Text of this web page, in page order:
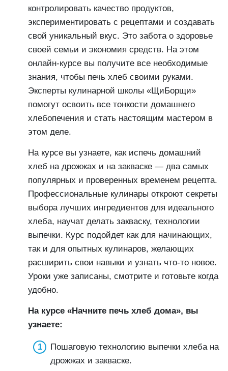
контролировать качество продуктов,
экспериментировать с рецептами и создавать
свой уникальный вкус. Это забота о здоровье
своей семьи и экономия средств. На этом
онлайн-курсе вы получите все необходимые
знания, чтобы печь хлеб своими руками.
Эксперты кулинарной школы «ЩиБорщи»
помогут освоить все тонкости домашнего
хлебопечения и стать настоящим мастером в
этом деле.
На курсе вы узнаете, как испечь домашний
хлеб на дрожжах и на закваске — два самых
популярных и проверенных временем рецепта.
Профессиональные кулинары откроют секреты
выбора лучших ингредиентов для идеального
хлеба, научат делать закваску, технологии
выпечки. Курс подойдет как для начинающих,
так и для опытных кулинаров, желающих
расширить свои навыки и узнать что-то новое.
Уроки уже записаны, смотрите и готовьте когда
удобно.
На курсе «Начните печь хлеб дома», вы
узнаете:
Пошаговую технологию выпечки хлеба на
дрожжах и закваске.